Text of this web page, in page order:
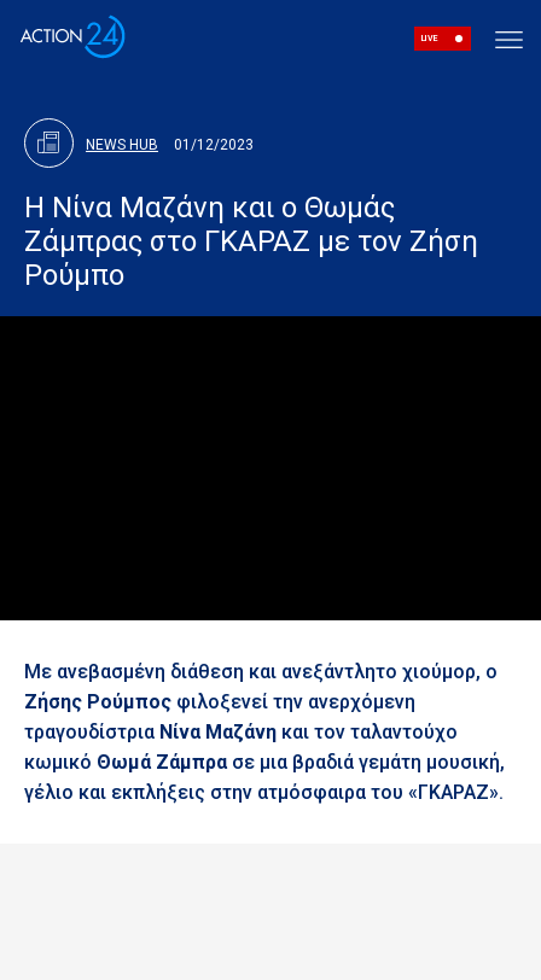
LIVE
NEWS HUB 01/12/2023
Η Νίνα Μαζάνη και ο Θωμάς
Ζάμπρας στο ΓΚΑΡΑΖ με τον Ζήση
Ρούμπο
Με ανεβασμένη διάθεση και ανεξάντλητο χιούμορ, ο
Ζήσης Ρούμπος φιλοξενεί την ανερχόμενη
τραγουδίστρια Νίνα Μαζάνη και τον ταλαντούχο
κωμικό Θωμά Ζάμπρα σε μια βραδιά γεμάτη μουσική,
γέλιο και εκπλήξεις στην ατμόσφαιρα του «ΓKΑΡΑΖ».